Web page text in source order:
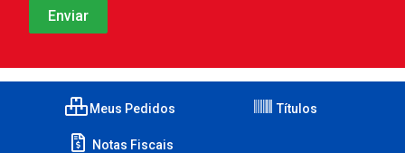
Meus Pedidos Títulos
Notas Fiscais